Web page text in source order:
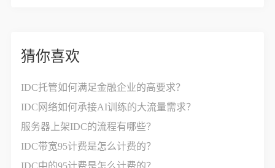
猜你喜欢
IDC托管如何满足金融企业的高要求？
IDC网络如何承接AI训练的大流量需求？
服务器上架IDC的流程有哪些？
IDC带宽95计费是怎么计费的？
IDC中的95计费是怎么计费的？